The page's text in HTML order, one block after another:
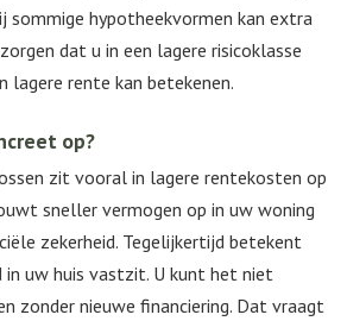
sommige hypotheekvormen kan extra
dat u in een lagere risicoklasse
rente kan betekenen.
op?
zit vooral in lagere rentekosten op
sneller vermogen op in uw woning
zekerheid. Tegelijkertijd betekent
uw huis vastzit. U kunt het niet
zonder nieuwe financiering. Dat vraagt